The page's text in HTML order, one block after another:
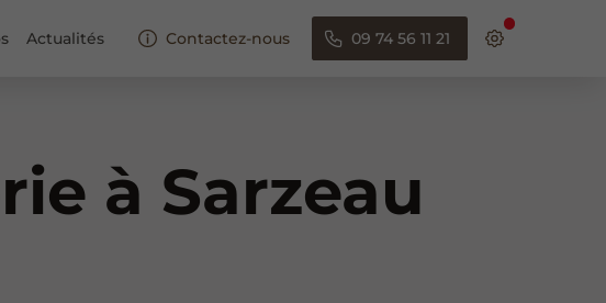
Actualités Contactez-nous 09 74 56 11 21
à Sarzeau